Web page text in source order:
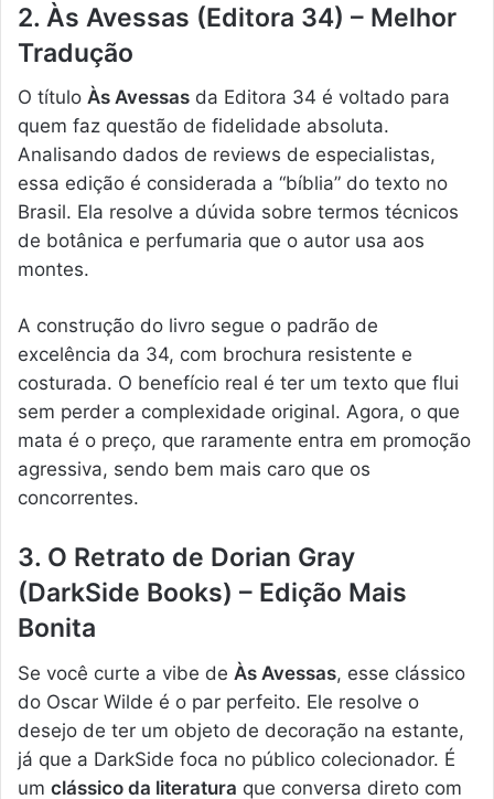
2. Às Avessas (Editora 34) – Melhor
Tradução
O título Às Avessas da Editora 34 é voltado para
quem faz questão de fidelidade absoluta.
Analisando dados de reviews de especialistas,
essa edição é considerada a “bíblia” do texto no
Brasil. Ela resolve a dúvida sobre termos técnicos
de botânica e perfumaria que o autor usa aos
montes.
A construção do livro segue o padrão de
excelência da 34, com brochura resistente e
costurada. O benefício real é ter um texto que flui
sem perder a complexidade original. Agora, o que
mata é o preço, que raramente entra em promoção
agressiva, sendo bem mais caro que os
concorrentes.
3. O Retrato de Dorian Gray
(DarkSide Books) – Edição Mais
Bonita
Se você curte a vibe de Às Avessas, esse clássico
do Oscar Wilde é o par perfeito. Ele resolve o
desejo de ter um objeto de decoração na estante,
já que a DarkSide foca no público colecionador. É
um clássico da literatura que conversa direto com